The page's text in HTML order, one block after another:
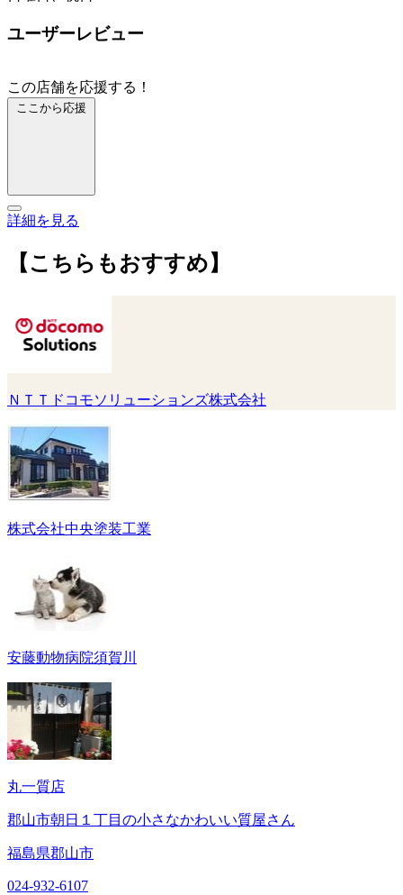
ユーザーレビュー
この店舗を応援する！
ここから応援
詳細を見る
【こちらもおすすめ】
ＮＴＴドコモソリューションズ株式会社
株式会社中央塗装工業
安藤動物病院須賀川
丸一質店
郡山市朝日１丁目の小さなかわいい質屋さん
福島県郡山市
024-932-6107